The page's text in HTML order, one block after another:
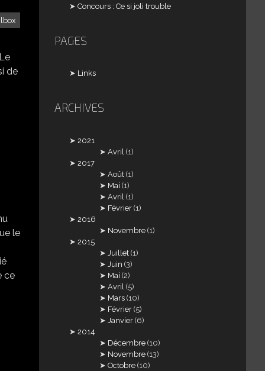
de
le
ce
Concours : Ce si joli trouble
PAGES
Links
ARCHIVES
2021
Avril (1)
2017
Août (1)
Mai (1)
Avril (1)
Février (1)
2016
Novembre (1)
2015
Juillet (1)
Juin (3)
Mai (2)
Avril (5)
Mars (10)
Février (5)
Janvier (6)
2014
Décembre (10)
Novembre (13)
Octobre (10)